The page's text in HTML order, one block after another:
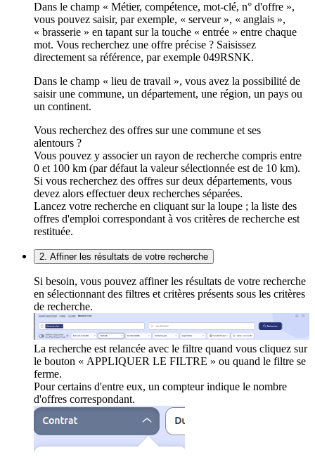
Dans le champ « Métier, compétence, mot-clé, n° d'offre »,
vous pouvez saisir, par exemple, « serveur », « anglais »,
« brasserie » en tapant sur la touche « entrée » entre chaque
mot. Vous recherchez une offre précise ? Saisissez
directement sa référence, par exemple 049RSNK.
Dans le champ « lieu de travail », vous avez la possibilité de
saisir une commune, un département, une région, un pays ou
un continent.
Vous recherchez des offres sur une commune et ses
alentours ?
Vous pouvez y associer un rayon de recherche compris entre
0 et 100 km (par défaut la valeur sélectionnée est de 10 km).
Si vous recherchez des offres sur deux départements, vous
devez alors effectuer deux recherches séparées.
Lancez votre recherche en cliquant sur la loupe ; la liste des
offres d'emploi correspondant à vos critères de recherche est
restituée.
2. Affiner les résultats de votre recherche
Si besoin, vous pouvez affiner les résultats de votre recherche
en sélectionnant des filtres et critères présents sous les critères
de recherche.
La recherche est relancée avec le filtre quand vous cliquez sur
le bouton « APPLIQUER LE FILTRE » ou quand le filtre se
ferme.
Pour certains d'entre eux, un compteur indique le nombre
d'offres correspondant.